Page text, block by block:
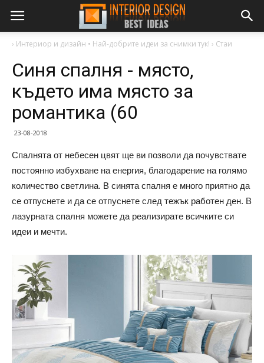
› Интериор и дизайн • Най-добрите идеи за снимки тук! › Стаи
Синя спалня - място,
където има място за
романтика (60
23-08-2018
Спалнята от небесен цвят ще ви позволи да почувствате
постоянно избухване на енергия, благодарение на голямо
количество светлина. В синята спалня е много приятно да
се отпуснете и да се отпуснете след тежък работен ден. В
лазурната спалня можете да реализирате всичките си
идеи и мечти.